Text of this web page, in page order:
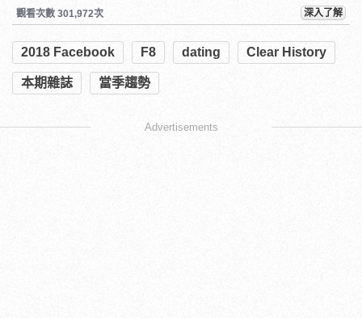
觀看次數 301,972次 深入了解
2018 Facebook F8 dating Clear History
本期雜誌 當季趨勢
Advertisements